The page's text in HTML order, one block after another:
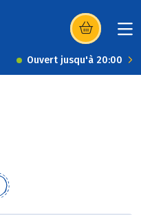
(s’ouvre dans
Ouvert jusqu'à 20:00